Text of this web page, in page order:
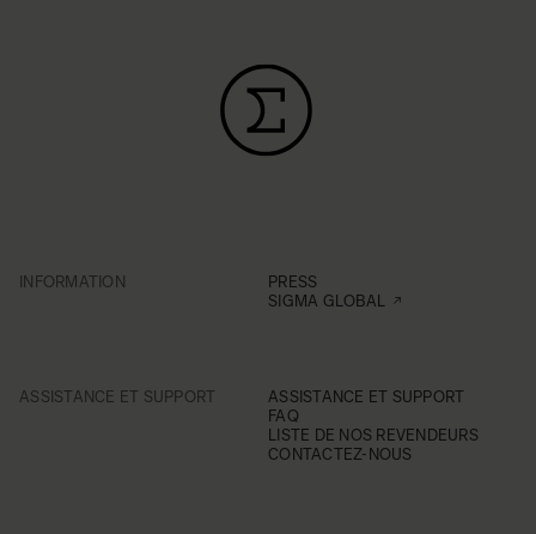
INFORMATION
PRESS
SIGMA GLOBAL
ASSISTANCE ET SUPPORT
ASSISTANCE ET SUPPORT
FAQ
LISTE DE NOS REVENDEURS
CONTACTEZ-NOUS